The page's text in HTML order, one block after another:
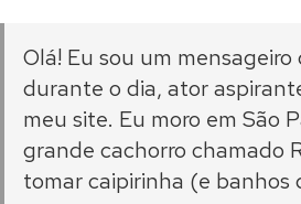
Olá! Eu sou um
durante o dia, ator
meu site. Eu moro em São
grande cachorro chamado
tomar caipirinha (e banhos